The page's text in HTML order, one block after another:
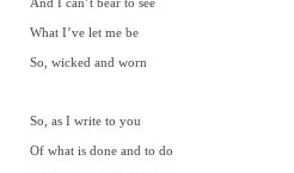
And I can’t bear to see
What I’ve let me be
So, wicked and worn
So, as I write to you
Of what is done and to do